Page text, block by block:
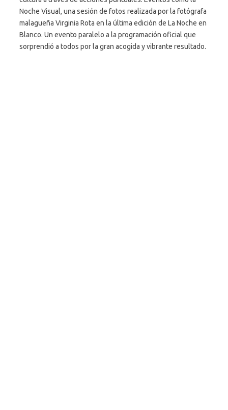
Noche Visual, una sesión de fotos realizada por la fotógrafa
malagueña Virginia Rota en la última edición de La Noche en
Blanco. Un evento paralelo a la programación oficial que
sorprendió a todos por la gran acogida y vibrante resultado.